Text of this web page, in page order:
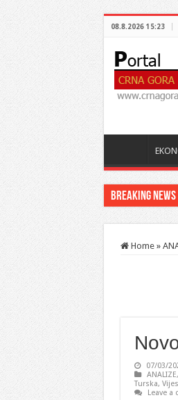
08.8.2026 15:23
Breaking News
Home »
07/03/
ANALIZE,
Turska,
Leave a